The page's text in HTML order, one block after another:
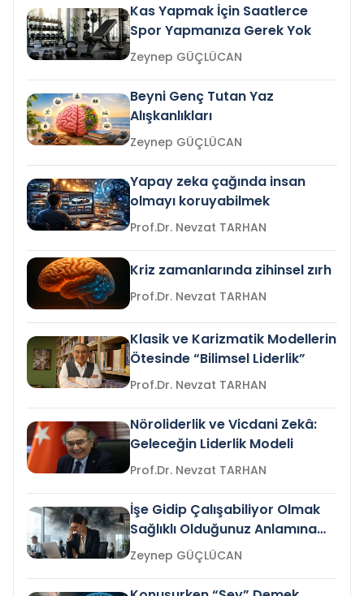
Kas Yapmak İçin Saatlerce
Spor Yapmanıza Gerek Yok
Zeynep GÜÇLÜCAN
Beyni Genç Tutan Yaz
Alışkanlıkları
Zeynep GÜÇLÜCAN
Yapay zeka çağında insan
olmayı koruyabilmek
Prof.Dr. Nevzat TARHAN
Kriz zamanlarında zihinsel zırh
Prof.Dr. Nevzat TARHAN
Klasik ve Karizmatik Modellerin
Ötesinde “Bilimsel Liderlik”
Prof.Dr. Nevzat TARHAN
Nöroliderlik ve Vicdani Zekâ:
Geleceğin Liderlik Modeli
Prof.Dr. Nevzat TARHAN
İşe Gidip Çalışabiliyor Olmak
Sağlıklı Olduğunuz Anlamına
Gelir mi?Zeynep GÜÇLÜCAN